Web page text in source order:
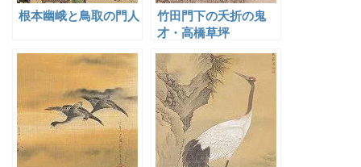
根本幽峨と鳥取の門人
竹田門下の夭折の鬼
才・高橋草坪